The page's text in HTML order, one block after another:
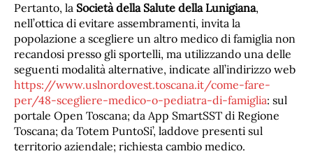
Pertanto, la Società della Salute della Lunigiana,
nell’ottica di evitare assembramenti, invita la
popolazione a scegliere un altro medico di famiglia non
recandosi presso gli sportelli, ma utilizzando una delle
seguenti modalità alternative, indicate all’indirizzo web
https://www.uslnordovest.toscana.it/come-fare-
per/48-scegliere-medico-o-pediatra-di-famiglia: sul
portale Open Toscana; da App SmartSST di Regione
Toscana; da Totem PuntoSi’, laddove presenti sul
territorio aziendale; richiesta cambio medico.